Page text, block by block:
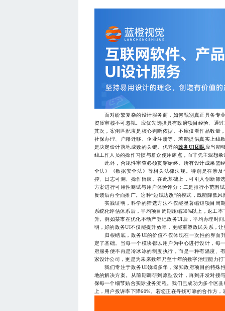
面对纷繁复杂的设计服务商，如何甄别真正具备专
资质审核不可忽视。应优先选择具有政府项目经验、通
其次，案例匹配度是核心判断依据。不应仅看作品数量
社保办理、户籍迁移、企业注册等。若能提供真实上线
是决定设计落地成败的关键。优秀的政务UI团队 应当能
线工作人员的操作习惯与群众使用痛点，而非凭主观想象
此外，合规性审查必须贯穿始终。所有设计成果需
全法》《数据安全法》等相关法律法规。特别是在涉
控、日志可溯、操作留痕。在此基础上，可引入创新筛
方案进行可用性测试与用户体验评分；二是推行小范围
反馈后再全面推广。这种“边试边改”的模式，既能降低
实践证明，科学的筛选方法不仅能显著缩短项目周
系统化评估体系后，平均项目周期压缩30%以上，返工
升。例如某市在优化不动产登记政务UI后，平均办理时
明，好的政务UI不仅能提升效率，更能重塑政民关系，
归根结底，政务UI的价值不仅体现在一次性的界面
定了基础。当每一个模块都以用户为中心进行设计，每
府服务便不再是冷冰冰的制度执行，而是一种有温度、
家设计公司，更是为未来数年乃至十年的数字治理能力打
我们专注于政务UI领域多年，深知政府项目的特殊
地的解决方案。从前期调研到原型设计，再到开发对接
保每一个细节贴合实际业务流程。我们已成功为多个区
上，用户投诉率下降60%。若您正在寻找可靠的合作方